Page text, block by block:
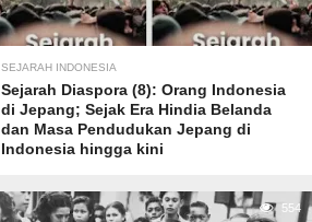
SEJARAH INDONESIA
Sejarah Diaspora (8): Orang Indonesia
di Jepang; Sejak Era Hindia Belanda
dan Masa Pendudukan Jepang di
Indonesia hingga kini
554